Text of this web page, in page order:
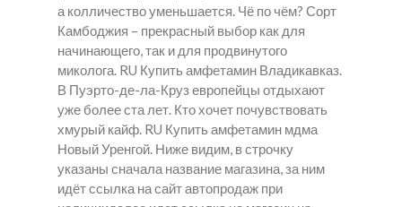
а колличество уменьшается. Чё по чём? Сорт
Камбоджия – прекрасный выбор как для
начинающего, так и для продвинутого
миколога. RU Купить амфетамин Владикавказ.
В Пуэрто-де-ла-Круз европейцы отдыхают
уже более ста лет. Кто хочет почувствовать
хмурый кайф. RU Купить амфетамин мдма
Новый Уренгой. Ниже видим, в строчку
указаны сначала название магазина, за ним
идёт ссылка на сайт автопродаж при